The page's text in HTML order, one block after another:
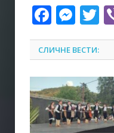
СЛИЧНЕ ВЕСТИ: